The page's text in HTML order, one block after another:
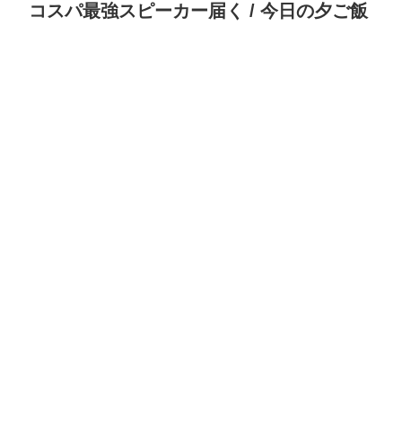
コスパ最強スピーカー届く / 今日の夕ご飯